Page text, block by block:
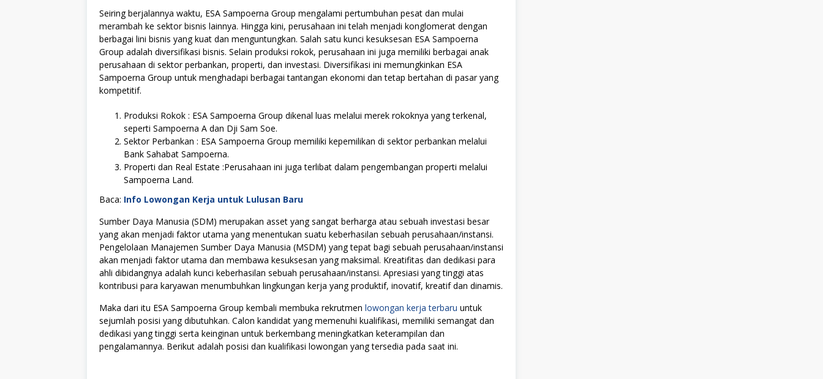
Seiring berjalannya waktu, ESA Sampoerna Group mengalami pertumbuhan pesat dan mulai
merambah ke sektor bisnis lainnya. Hingga kini, perusahaan ini telah menjadi konglomerat dengan
berbagai lini bisnis yang kuat dan menguntungkan. Salah satu kunci kesuksesan ESA Sampoerna
Group adalah diversifikasi bisnis. Selain produksi rokok, perusahaan ini juga memiliki berbagai anak
perusahaan di sektor perbankan, properti, dan investasi. Diversifikasi ini memungkinkan ESA
Sampoerna Group untuk menghadapi berbagai tantangan ekonomi dan tetap bertahan di pasar yang
kompetitif.
Produksi Rokok : ESA Sampoerna Group dikenal luas melalui merek rokoknya yang terkenal,
seperti Sampoerna A dan Dji Sam Soe.
Sektor Perbankan : ESA Sampoerna Group memiliki kepemilikan di sektor perbankan melalui
Bank Sahabat Sampoerna.
Properti dan Real Estate :Perusahaan ini juga terlibat dalam pengembangan properti melalui
Sampoerna Land.
Baca: Info Lowongan Kerja untuk Lulusan Baru
Sumber Daya Manusia (SDM) merupakan asset yang sangat berharga atau sebuah investasi besar
yang akan menjadi faktor utama yang menentukan suatu keberhasilan sebuah perusahaan/instansi.
Pengelolaan Manajemen Sumber Daya Manusia (MSDM) yang tepat bagi sebuah perusahaan/instansi
akan menjadi faktor utama dan membawa kesuksesan yang maksimal. Kreatifitas dan dedikasi para
ahli dibidangnya adalah kunci keberhasilan sebuah perusahaan/instansi. Apresiasi yang tinggi atas
kontribusi para karyawan menumbuhkan lingkungan kerja yang produktif, inovatif, kreatif dan dinamis.
Maka dari itu ESA Sampoerna Group kembali membuka rekrutmen lowongan kerja terbaru untuk
sejumlah posisi yang dibutuhkan. Calon kandidat yang memenuhi kualifikasi, memiliki semangat dan
dedikasi yang tinggi serta keinginan untuk berkembang meningkatkan keterampilan dan
pengalamannya. Berikut adalah posisi dan kualifikasi lowongan yang tersedia pada saat ini.